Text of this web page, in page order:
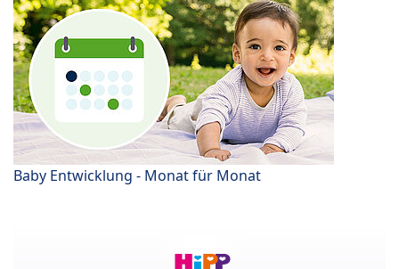
Baby Entwicklung - Monat für Monat